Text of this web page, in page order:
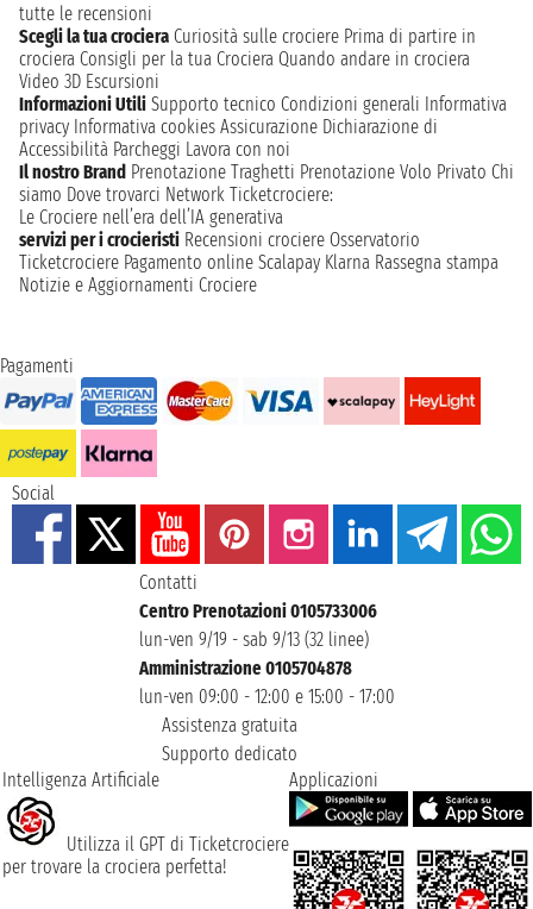
tutte le recensioni
Scegli la tua crociera Curiosità sulle crociere Prima di partire in
crociera Consigli per la tua Crociera Quando andare in crociera
Video 3D Escursioni
Informazioni Utili Supporto tecnico Condizioni generali Informativa
privacy Informativa cookies Assicurazione Dichiarazione di
Accessibilità Parcheggi Lavora con noi
Il nostro Brand Prenotazione Traghetti Prenotazione Volo Privato Chi
siamo Dove trovarci Network Ticketcrociere:
Le Crociere nell’era dell’IA generativa
servizi per i crocieristi Recensioni crociere Osservatorio
Ticketcrociere Pagamento online Scalapay Klarna Rassegna stampa
Notizie e Aggiornamenti Crociere
Pagamenti
Social
Contatti
Centro Prenotazioni 0105733006
lun-ven 9/19 - sab 9/13 (32 linee)
Amministrazione 0105704878
lun-ven 09:00 - 12:00 e 15:00 - 17:00
Assistenza gratuita
Supporto dedicato
Intelligenza Artificiale
Utilizza il GPT di Ticketcrociere
per trovare la crociera perfetta!
Applicazioni